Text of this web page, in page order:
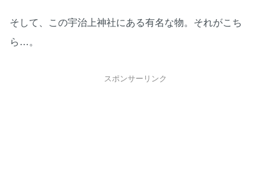
そして、この宇治上神社にある有名な物。それがこち
ら…。
スポンサーリンク